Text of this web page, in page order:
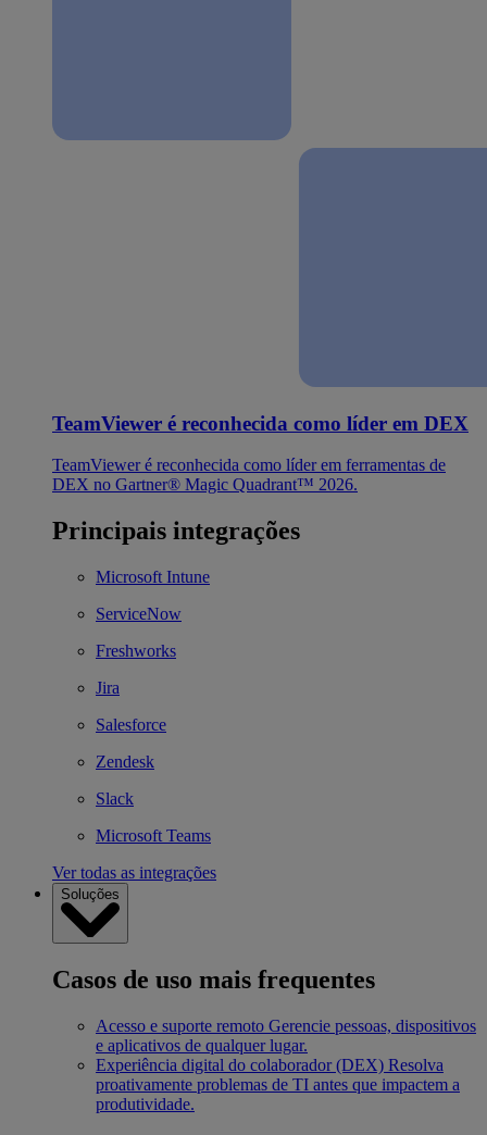
TeamViewer é reconhecida como líder em DEX
TeamViewer é reconhecida como líder em ferramentas de
DEX no Gartner® Magic Quadrant™ 2026.
Principais integrações
Microsoft Intune
ServiceNow
Freshworks
Jira
Salesforce
Zendesk
Slack
Microsoft Teams
Ver todas as integrações
Soluções
Casos de uso mais frequentes
Acesso e suporte remoto Gerencie pessoas, dispositivos
e aplicativos de qualquer lugar.
Experiência digital do colaborador (DEX) Resolva
proativamente problemas de TI antes que impactem a
produtividade.